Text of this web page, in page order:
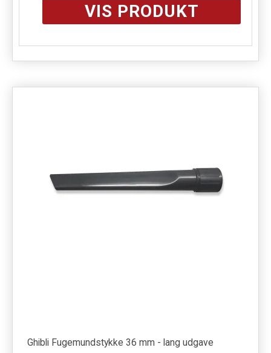
VIS PRODUKT
Ghibli Fugemundstykke 36 mm - lang udgave